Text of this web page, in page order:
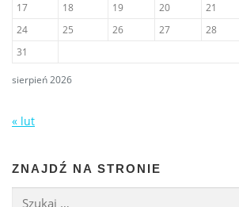
sierpień 2026
17
18 19 20 21
24
25 26 27 28
31
« lut
ZNAJDŹ NA STRONIE